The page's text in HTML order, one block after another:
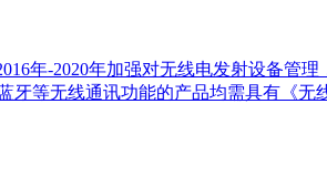
年-2020年加强对无线电发射设备管
等无线通讯功能的产品均需具有《无